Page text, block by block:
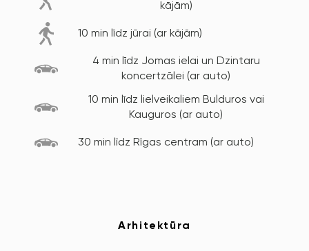
kājām)
10 min līdz jūrai (ar kājām)
4 min līdz Jomas ielai un Dzintaru
koncertzālei (ar auto)
10 min līdz lielveikaliem Bulduros vai
Kauguros (ar auto)
30 min līdz Rīgas centram (ar auto)
Arhitektūra